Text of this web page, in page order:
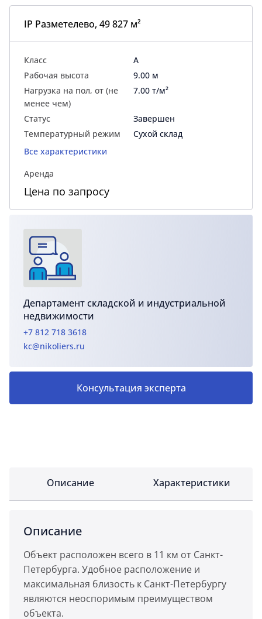
IP Разметелево, 49 827 м²
Класс
A
Рабочая высота
9.00 м
Нагрузка на пол, от (не
менее чем)
7.00 т/м²
Статус
Завершен
Температурный режим
Сухой склад
Все характеристики
Аренда
Цена по запросу
Департамент складской и индустриальной
недвижимости
+7 812 718 3618
kc@nikoliers.ru
Консультация эксперта
Описание Характеристики
Описание
Объект расположен всего в 11 км от Санкт-
Петербурга. Удобное расположение и
максимальная близость к Санкт-Петербургу
являются неоспоримым преимуществом
объекта.